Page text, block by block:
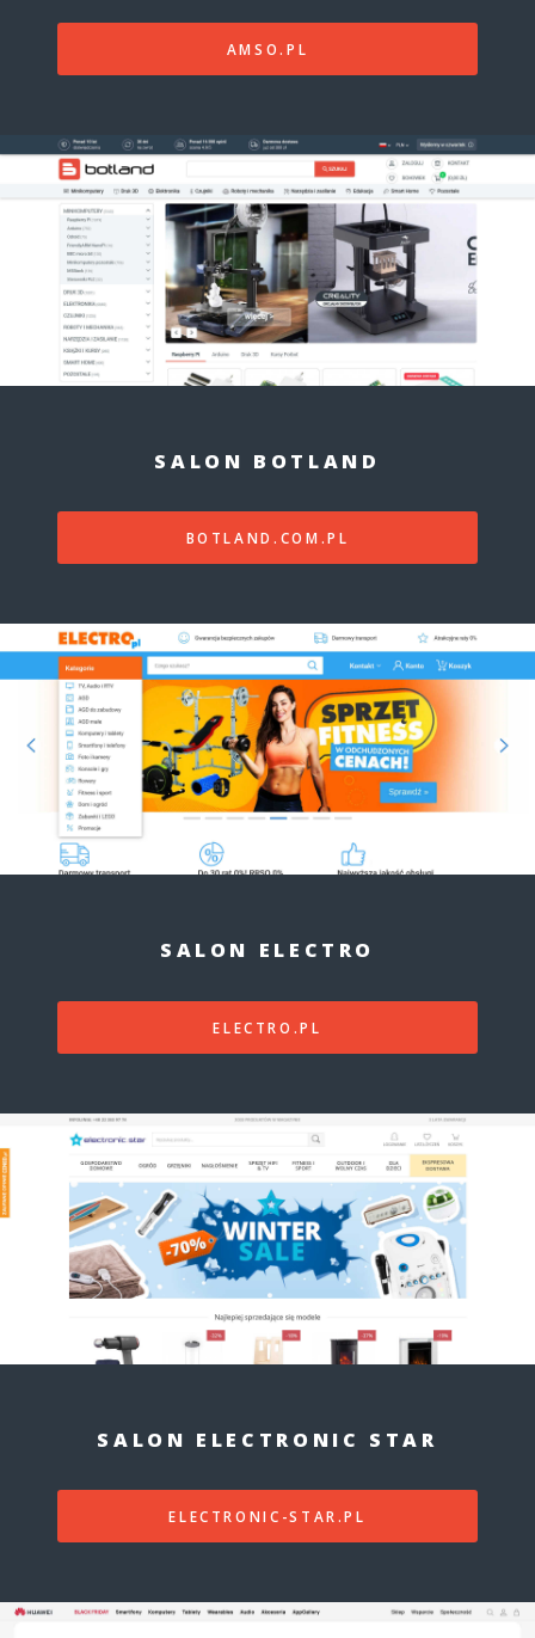
AMSO.PL
SALON BOTLAND
BOTLAND.COM.PL
SALON ELECTRO
ELECTRO.PL
SALON ELECTRONIC STAR
ELECTRONIC-STAR.PL